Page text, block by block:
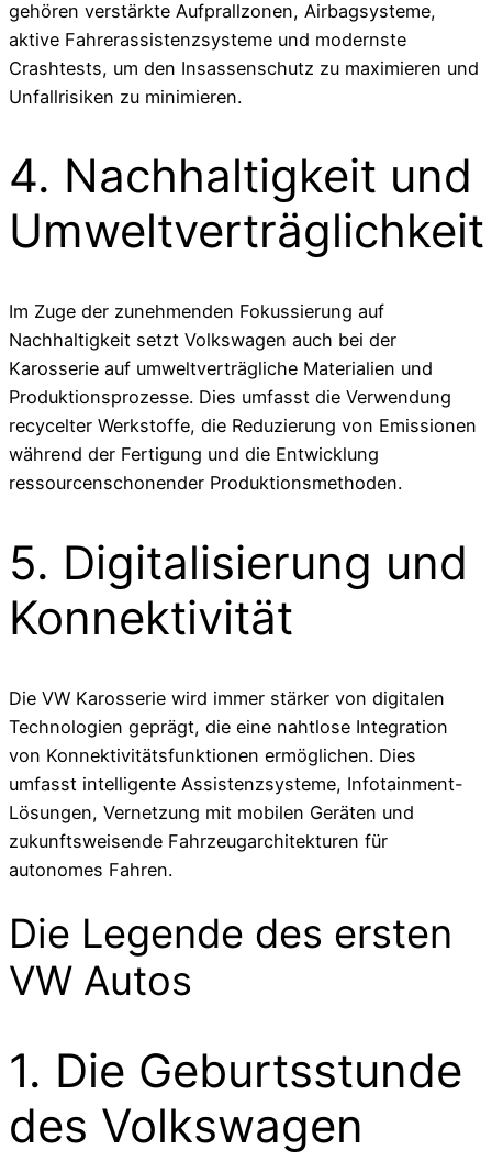
gehören verstärkte Aufprallzonen, Airbagsysteme,
aktive Fahrerassistenzsysteme und modernste
Crashtests, um den Insassenschutz zu maximieren und
Unfallrisiken zu minimieren.
4. Nachhaltigkeit und
Umweltverträglichkeit
Im Zuge der zunehmenden Fokussierung auf
Nachhaltigkeit setzt Volkswagen auch bei der
Karosserie auf umweltverträgliche Materialien und
Produktionsprozesse. Dies umfasst die Verwendung
recycelter Werkstoffe, die Reduzierung von Emissionen
während der Fertigung und die Entwicklung
ressourcenschonender Produktionsmethoden.
5. Digitalisierung und
Konnektivität
Die VW Karosserie wird immer stärker von digitalen
Technologien geprägt, die eine nahtlose Integration
von Konnektivitätsfunktionen ermöglichen. Dies
umfasst intelligente Assistenzsysteme, Infotainment-
Lösungen, Vernetzung mit mobilen Geräten und
zukunftsweisende Fahrzeugarchitekturen für
autonomes Fahren.
Die Legende des ersten
VW Autos
1. Die Geburtsstunde
des Volkswagen